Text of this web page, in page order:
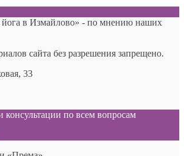
в Измайлово» - по мнению наших
сайта без разрешения запрещено.
33
консультации по всем вопросам